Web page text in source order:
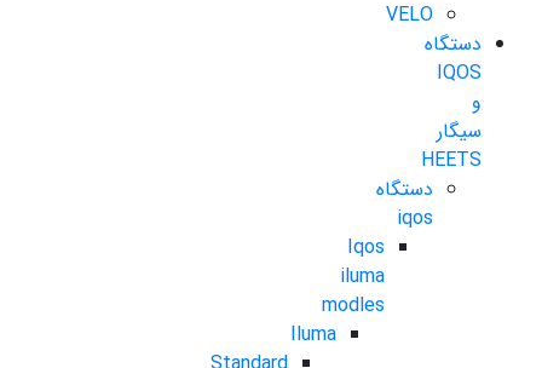
VELO
دستگاه
IQOS
و
سیگار
HEETS
دستگاه
iqos
Iqos
iluma
modles
Iluma